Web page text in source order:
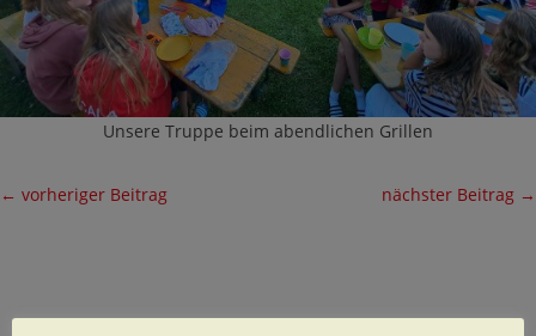
Unsere Truppe beim abendlichen Grillen
← vorheriger Beitrag nächster Beitrag →